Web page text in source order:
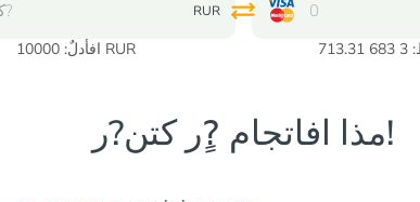
RUR
افأدلٌ: 10000 RUR
مذا افاتجام ?ٍر كتن?ر!